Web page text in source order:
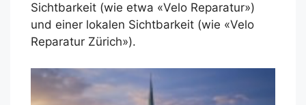
Sichtbarkeit (wie etwa «Velo Reparatur»)
und einer lokalen Sichtbarkeit (wie «Velo
Reparatur Zürich»).